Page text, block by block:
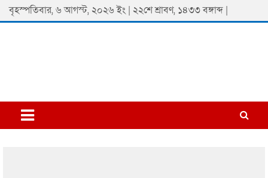
Skip
to
বৃহস্পতিবার, ৬ আগস্ট, ২০২৬ ইং | ২২শে শ্রাবণ, ১৪৩৩ বঙ্গাব্দ |
Padmaprobaha
Online Newspaper Portal